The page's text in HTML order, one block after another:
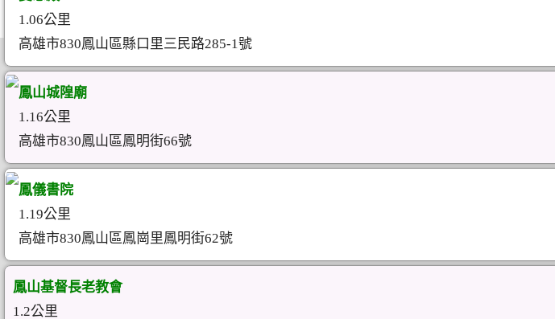
1.06公里
高雄市830鳳山區縣口里三民路285-1號
鳳山城隍廟
1.16公里
高雄市830鳳山區鳳明街66號
鳳儀書院
1.19公里
高雄市830鳳山區鳳崗里鳳明街62號
鳳山基督長老教會
1.2公里